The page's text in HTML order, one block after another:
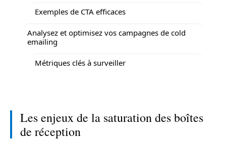
Exemples de CTA efficaces
Analysez et optimisez vos campagnes de cold
emailing
Métriques clés à surveiller
Les enjeux de la saturation des boîtes
de réception